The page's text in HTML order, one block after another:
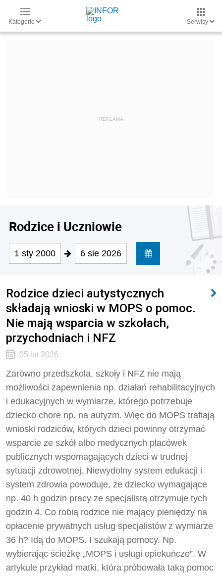
Kategorie Serwisy
Rodzice i Uczniowie
1 sty 2000 6 sie 2026
Rodzice dzieci autystycznych
składają wnioski w MOPS o pomoc.
Nie mają wsparcia w szkołach,
przychodniach i NFZ
05 lut 2026
Zarówno przedszkola, szkoły i NFZ nie mają
możliwości zapewnienia np. działań rehabilitacyjnych
i edukacyjnych w wymiarze, którego potrzebuje
dziecko chore np. na autyzm. Więc do MOPS trafiają
wnioski rodziców, których dzieci powinny otrzymać
wsparcie ze szkół albo medycznych placówek
publicznych wspomagających dzieci w trudnej
sytuacji zdrowotnej. Niewydolny system edukacji i
system zdrowia powoduje, że dziecko wymagające
np. 40 h godzin pracy ze specjalistą otrzymuje tych
godzin 4. Co robią rodzice nie mający pieniędzy na
opłacenie prywatnych usług specjalistów z wymiarze
36 h? Idą do MOPS. I szukają pomocy. Np.
wybierając ścieżkę „MOPS i usługi opiekuńcze”. W
artykule przykład matki, która próbowała taką pomoc